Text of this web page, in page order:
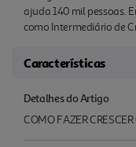
ajuda 140 mil pessoas.
como Intermediário de
Características
Detalhes do Artigo
COMO FAZER